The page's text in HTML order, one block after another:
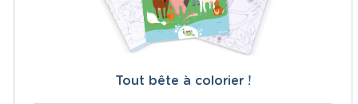
Tout bête à colorier !